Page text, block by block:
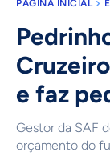
PÁGINA INICIAL
e faz
Gestor da SAF
orçamento do